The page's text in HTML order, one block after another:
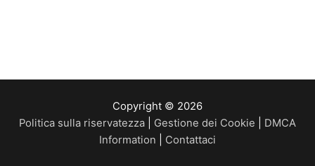
Copyright © 2026
Politica sulla riservatezza
Gestione dei Cookie
DMCA
Information
Contattaci